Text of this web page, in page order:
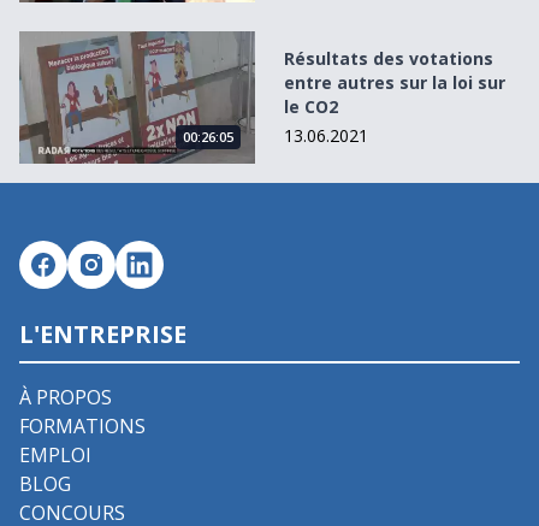
Résultats des votations entre autres sur la loi sur le CO2
00:26:05
Résultats des votations
entre autres sur la loi sur
le CO2
13.06.2021
L'ENTREPRISE
À PROPOS
FORMATIONS
EMPLOI
BLOG
CONCOURS